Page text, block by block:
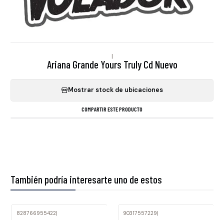
|
Ariana Grande Yours Truly Cd Nuevo
Mostrar stock de ubicaciones
COMPARTIR ESTE PRODUCTO
También podría interesarte uno de estos
828766955422| 90317557229|